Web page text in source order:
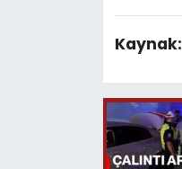
Kaynak: